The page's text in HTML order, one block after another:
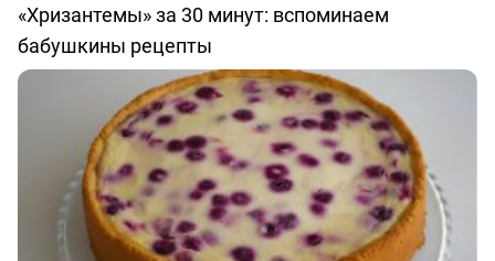
«Хризантемы» за 30 минут: вспоминаем
бабушкины рецепты